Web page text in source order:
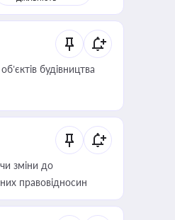
будівництва
зміни до
правовідносин